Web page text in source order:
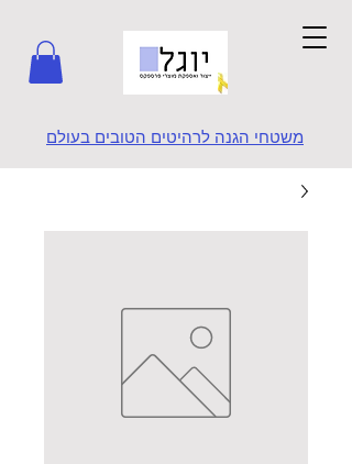
משטחי הגנה לרהיטים הטובים בעולם